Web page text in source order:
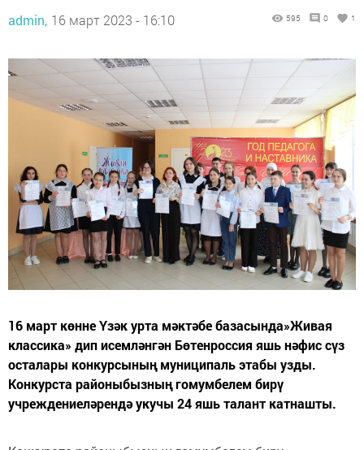
admin, 16 март 2023 - 16:10 595 0 1
16 март көнне Үзәк урта мәктәбе базасында»Живая
классика» дип исемләнгән Бөтенроссия яшь нәфис сүз
осталары конкурсының муниципаль этабы узды.
Конкурста районыбызның гомумбелем бирү
учреждениеләрендә укучы 24 яшь талант катнашты.